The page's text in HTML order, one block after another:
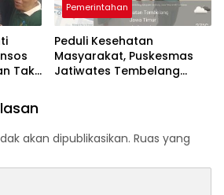
Tak
Pemerintahan
Peduli Kesehatan
Masyarakat, Puskesmas
Jatiwates Tembelang
akan dipublikasikan. Ruas yang